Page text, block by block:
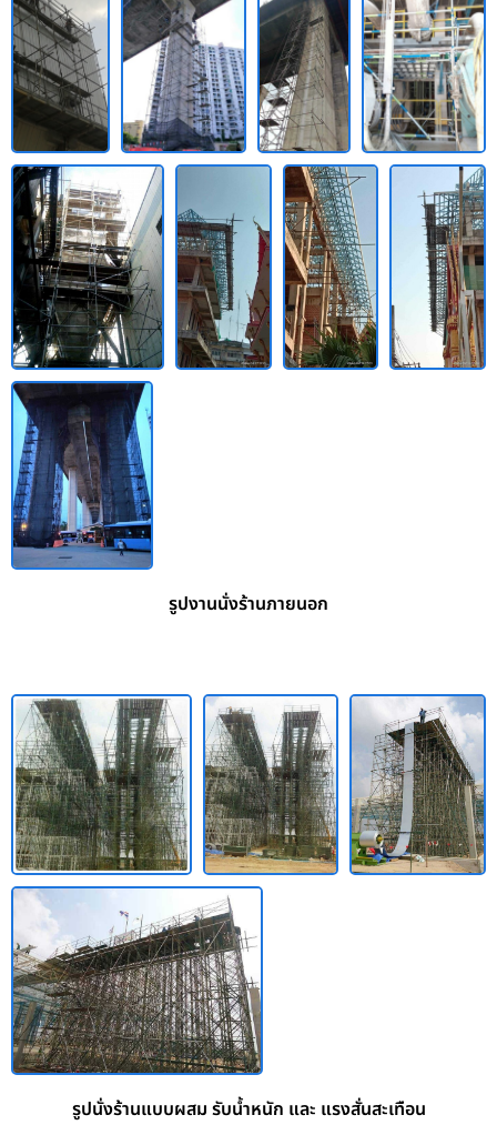
รูปงานนั่งร้านภายนอก
รูปนั่งร้านแบบผสม รับน้ำหนัก และ แรงสั่นสะเทือน